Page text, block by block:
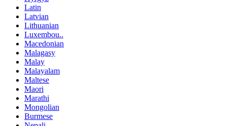
Latin
Latvian
Lithuanian
Luxembou..
Macedonian
Malagasy
Malay
Malayalam
Maltese
Maori
Marathi
Mongolian
Burmese